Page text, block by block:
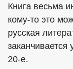
Книга весьма
кому-то это
русская
20-е.